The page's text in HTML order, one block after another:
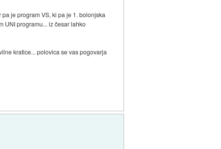
je program VS, ki pa je 1. bolonjska
UNI programu... iz česar lahko
kratice... polovica se vas pogovarja